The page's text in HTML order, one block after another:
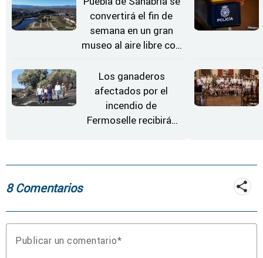
convertirá el fin de
semana en un gran
museo al aire libre con
Los ganaderos
afectados por el
incendio de
Fermoselle recibirán
8 Comentarios
Publicar un comentario